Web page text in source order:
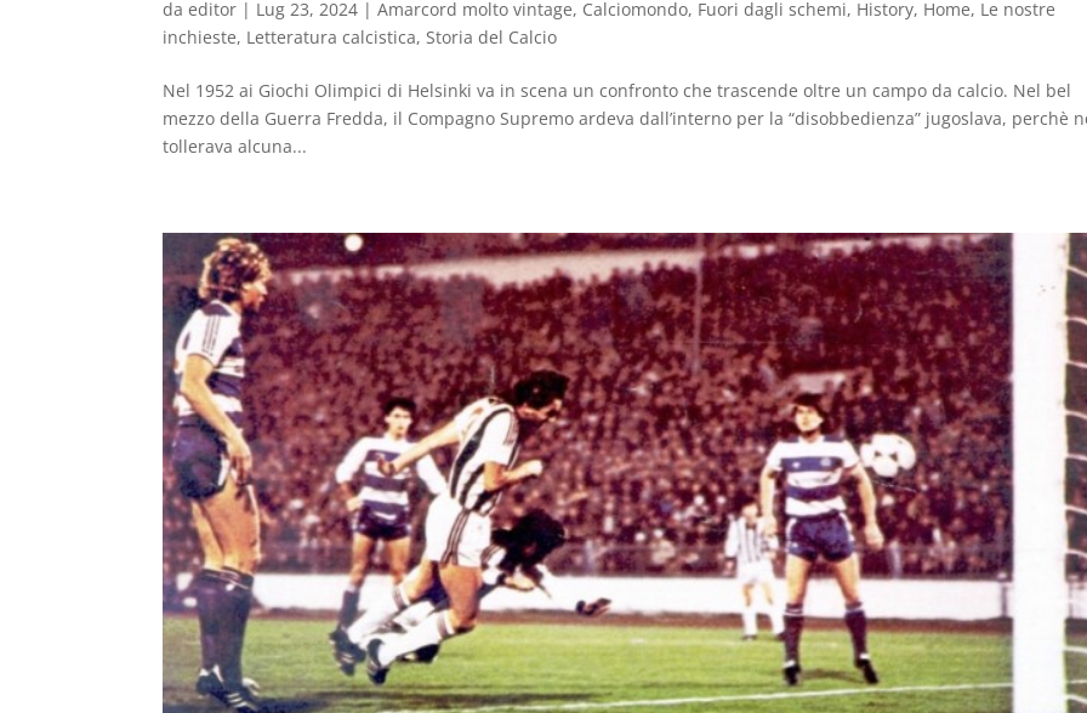
daeditor | Lug 23, 2024 |Amarcord molto vintage, Calciomondo, Fuori dagli schemi, History, Home, Le nostre
inchieste, Letteratura calcistica, Storia del Calcio
Nel 1952 ai Giochi Olimpici di Helsinki va in scena un confronto che trascende oltre un campo da calcio. Nel bel
mezzo della Guerra Fredda, il Compagno Supremo ardeva dall’interno per la “disobbedienza” jugoslava, perchè
tollerava alcuna...